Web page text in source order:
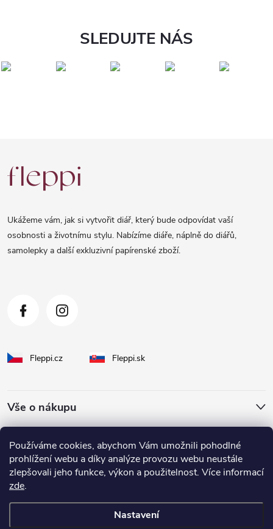
Používáme cookies, abychom Vám umožnili pohodlné
prohlížení webu a díky analýze provozu webu neustále
zlepšovali jeho funkce, výkon a použitelnost. Více informací
zde.
Nastavení
SLEDUJTE NÁS
á
Ukážeme vám, jak si vytvořit diář, který bude odpovídat vaší
osobnosti a životnímu stylu. Nabízíme diáře, náplně do diářů,
samolepky a další exkluzivní papírenské zboží.
Fleppi.cz Fleppi.sk
Vše o nákupu
O Fleppi
Inspirace pro vás